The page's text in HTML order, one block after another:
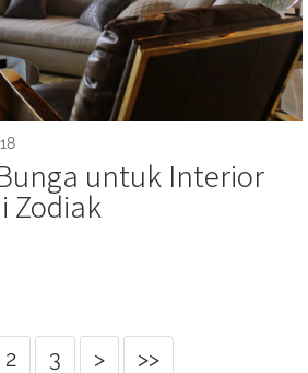
untuk Interior
Zodiak
2 3 > >>